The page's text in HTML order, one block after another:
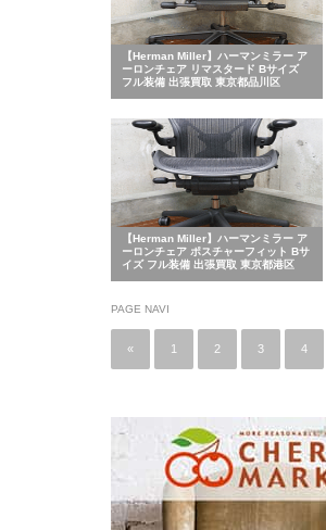
【Herman Miller】ハーマンミラー ア
ーロンチェア リマスタード Bサイズ
フル装備 出張買取 東京都品川区
【Herman Miller】ハーマンミラー ア
ーロンチェア ポスチャーフィット Bサ
イズ フル装備 出張買取 東京都港区
PAGE NAVI
« 1 2 3 4